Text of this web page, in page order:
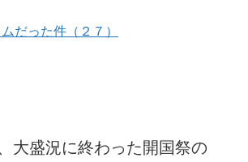
だった件（２７）
大盛況に終わった開国祭の